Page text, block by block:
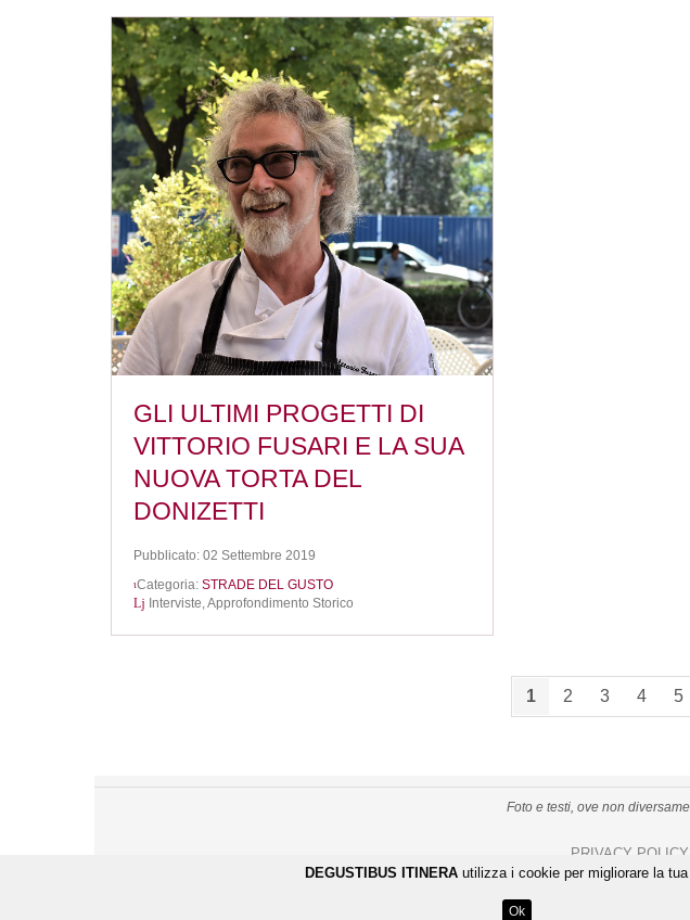
GLI ULTIMI PROGETTI DI
VITTORIO FUSARI E LA SUA
NUOVA TORTA DEL
DONIZETTI
Pubblicato: 02 Settembre 2019
Categoria: STRADE DEL GUSTO
Interviste,Approfondimento Storico
1 2 3 4 5
Foto e testi, ove non
PRIVACY POLICY
De Gustibus Itinera -
DEGUSTIBUS ITINERAutilizza i cookie per migliorare la
Ok